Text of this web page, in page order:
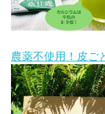
農薬不使用！皮